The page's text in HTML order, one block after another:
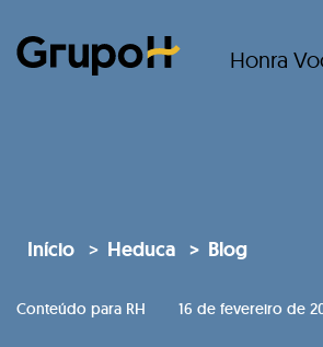
Honra
Início Heduca Blog
Conteúdo para RH 16 de fevereiro de